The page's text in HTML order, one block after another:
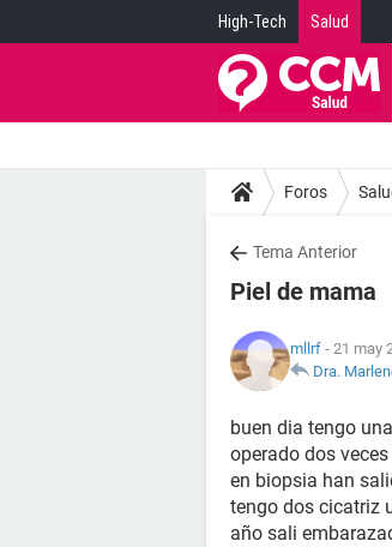
High-Tech Salud
Foros
Tema Anterior
Piel de mama
mllrf - 21 may
Dra.
buen dia tengo
operado dos
en biopsia han
tengo dos cicatriz
año sali